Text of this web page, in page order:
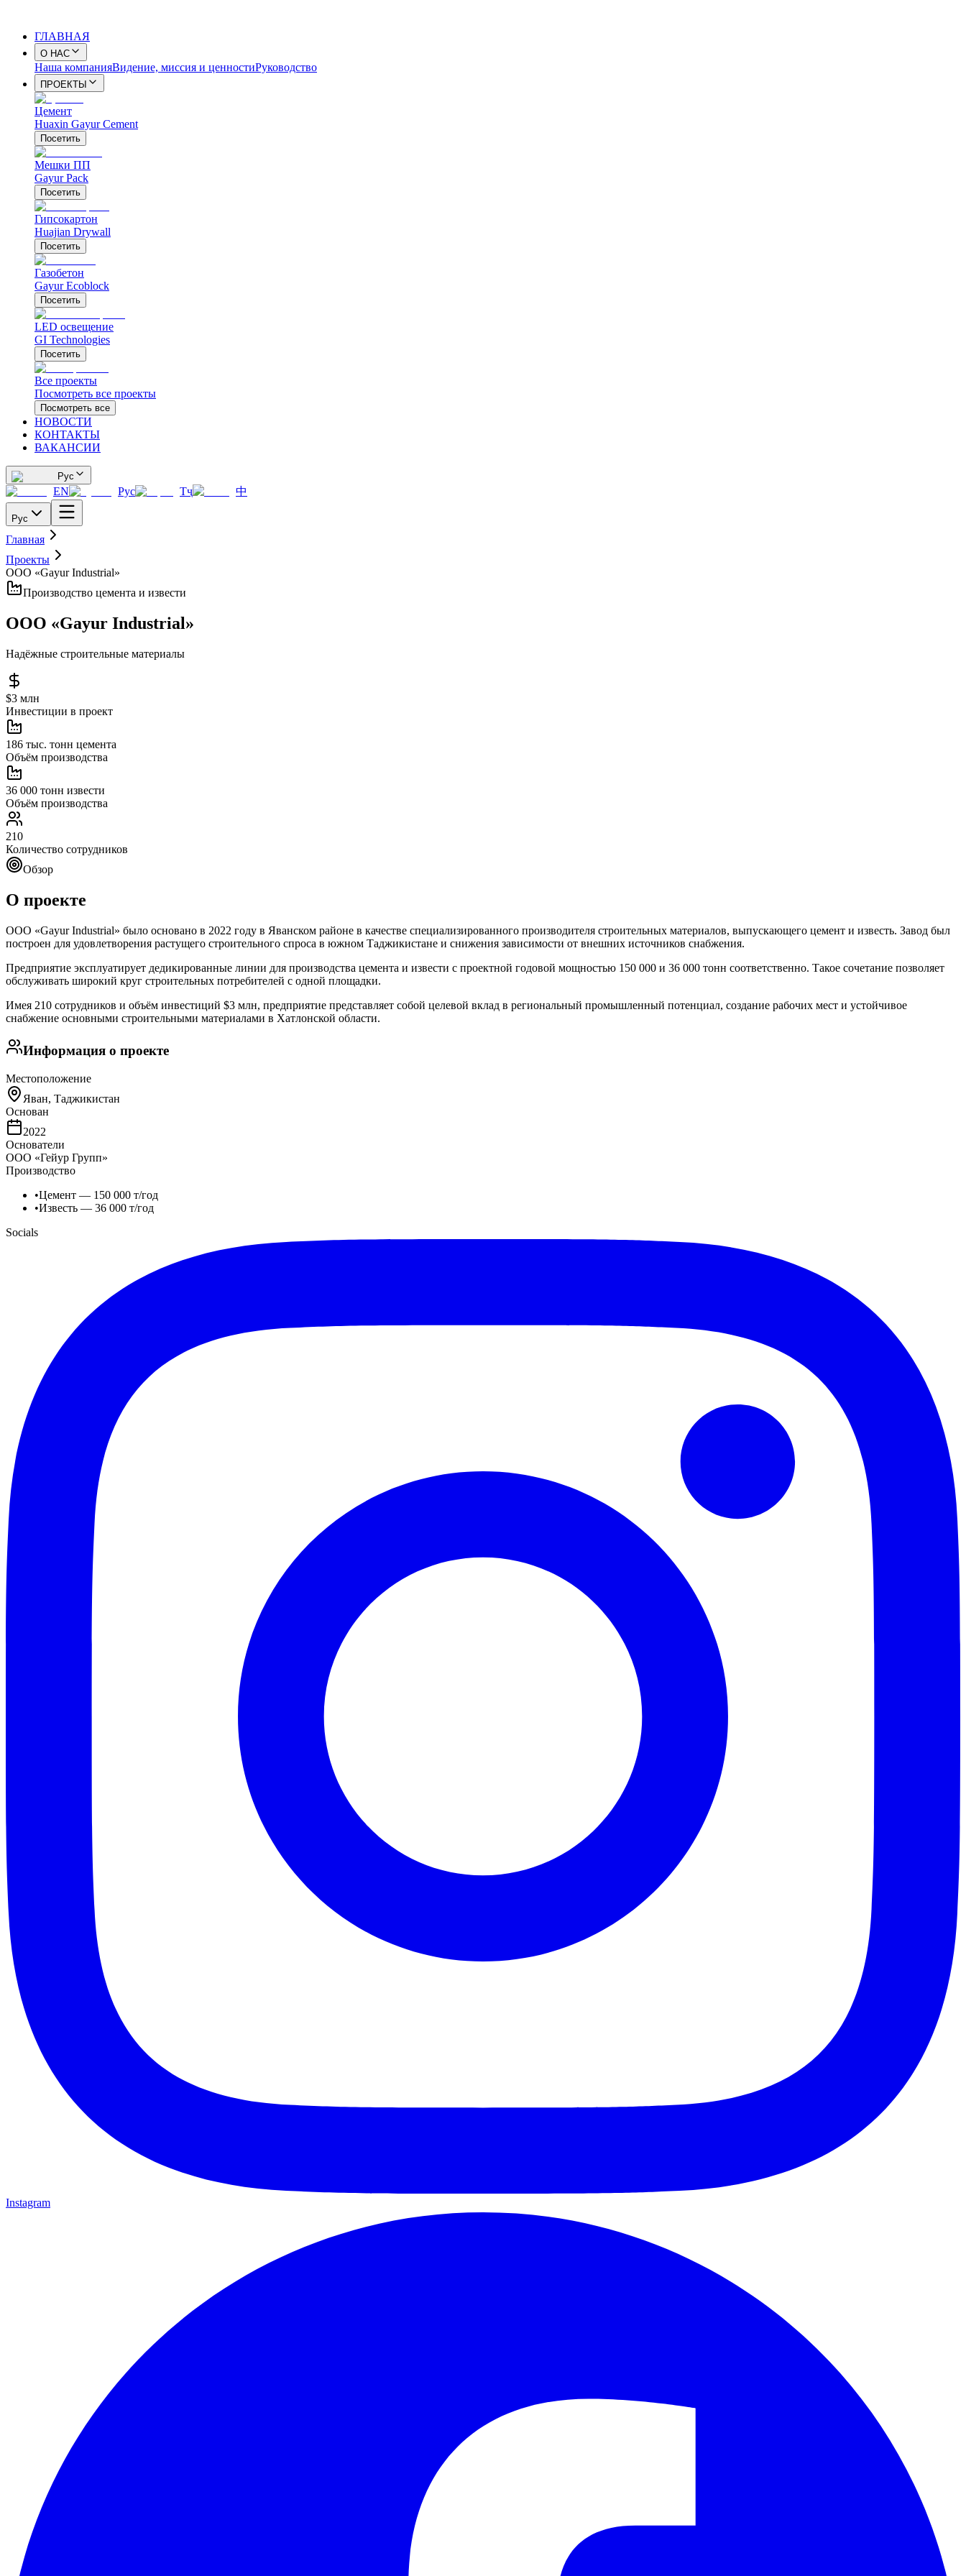
ГЛАВНАЯ
О НАС
Наша компанияВидение, миссия и ценностиРуководство
ПРОЕКТЫ
Цемент
Huaxin Gayur Cement
Посетить
Мешки ПП
Gayur Pack
Посетить
Гипсокартон
Huajian Drywall
Посетить
Газобетон
Gayur Ecoblock
Посетить
LED освещение
GI Technologies
Посетить
Все проекты
Посмотреть все проекты
Посмотреть все
НОВОСТИ
КОНТАКТЫ
ВАКАНСИИ
Рус
EN Рус Тҷ 中
Рус
Главная
Проекты
ООО «Gayur Industrial»
Производство цемента и извести
ООО «Gayur Industrial»
Надёжные строительные материалы
$3 млн
Инвестиции в проект
186 тыс. тонн цемента
Объём производства
36 000 тонн извести
Объём производства
210
Количество сотрудников
Обзор
О проекте
ООО «Gayur Industrial» было основано в 2022 году в Яванском районе в качестве специализированного производителя строительных материалов, выпускающего цемент и известь. Завод был
построен для удовлетворения растущего строительного спроса в южном Таджикистане и снижения зависимости от внешних источников снабжения.
Предприятие эксплуатирует дедикированные линии для производства цемента и извести с проектной годовой мощностью 150 000 и 36 000 тонн соответственно. Такое сочетание позволяет
обслуживать широкий круг строительных потребителей с одной площадки.
Имея 210 сотрудников и объём инвестиций $3 млн, предприятие представляет собой целевой вклад в региональный промышленный потенциал, создание рабочих мест и устойчивое
снабжение основными строительными материалами в Хатлонской области.
Информация о проекте
Местоположение
Яван, Таджикистан
Основан
2022
Основатели
ООО «Гейур Групп»
Производство
•Цемент — 150 000 т/год
•Известь — 36 000 т/год
Socials
Instagram